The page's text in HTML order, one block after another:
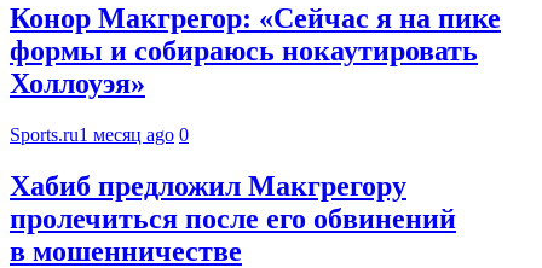
Конор Макгрегор: «Сейчас я на пике
формы и собираюсь нокаутировать
Холлоуэя»
Sports.ru1 месяц ago 0
Хабиб предложил Макгрегору
пролечиться после его обвинений
в мошенничестве